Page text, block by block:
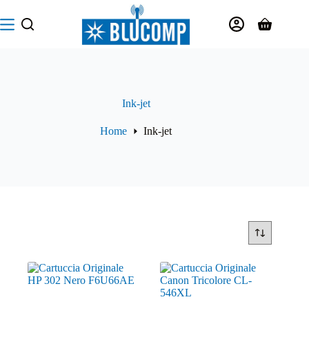
al
contenuto
Carrello
Ink-jet
Home Ink-jet